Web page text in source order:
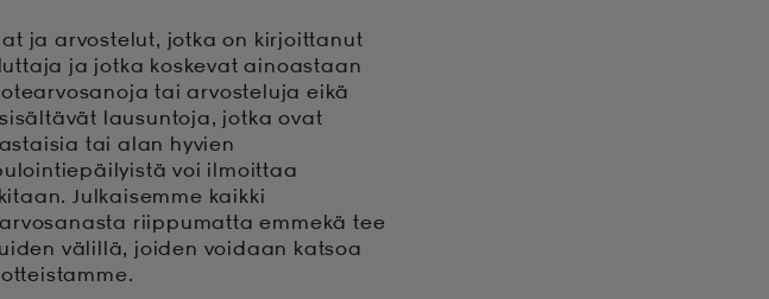
ja arvostelut, jotka on kirjoittanut
ja jotka koskevat ainoastaan
tai arvosteluja eikä
lausuntoja, jotka ovat
tai alan hyvien
voi ilmoittaa
Julkaisemme kaikki
riippumatta emmekä tee
välillä, joiden voidaan katsoa